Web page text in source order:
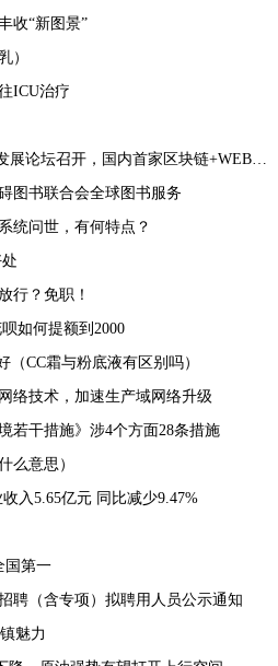
收“新图景”
）
ICU治疗
探展WAIC｜区块链+WEB3新发展论坛召开，国内首家区块链+WEB3创投联盟成立
图书联合会全球图书服务
统问世，有何特点？
行？免职！
如何提额到2000
CC霜与粉底液有区别吗）
络技术，加速生产域网络升级
若干措施》涉4个方面28条措施
么意思）
入5.65亿元 同比减少9.47%
国第一
聘（含专项）拟聘用人员公示通知
魅力